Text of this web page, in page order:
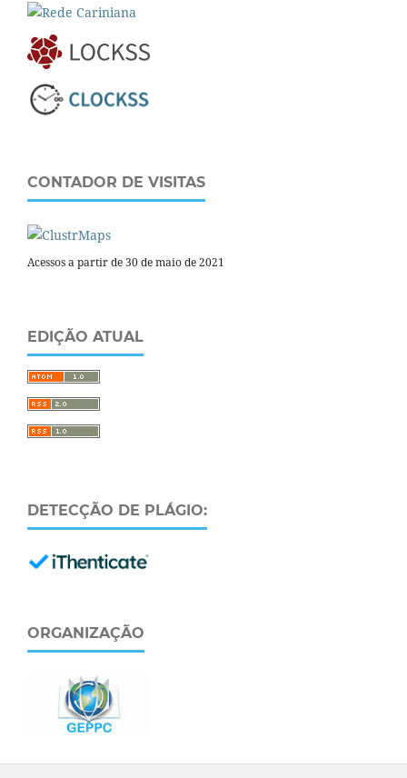
CONTADOR DE VISITAS
Acessos a partir de 30 de maio de 2021
EDIÇÃO ATUAL
DETECÇÃO DE PLÁGIO:
ORGANIZAÇÃO